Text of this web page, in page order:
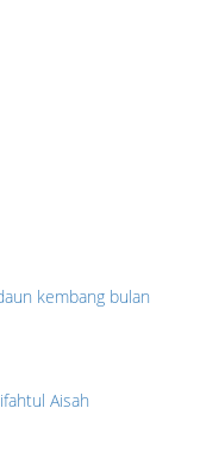
kembang bulan
Aisah